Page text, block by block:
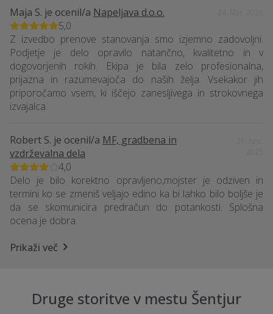
Maja S. je ocenil/a Napeljava d.o.o.
5,0
Z izvedbo prenove stanovanja smo izjemno zadovoljni.
Podjetje je delo opravilo natančno, kvalitetno in v
dogovorjenih rokih. Ekipa je bila zelo profesionalna,
prijazna in razumevajoča do naših želja. Vsekakor jih
priporočamo vsem, ki iščejo zanesljivega in strokovnega
izvajalca.
Robert S. je ocenil/a MF, gradbena in
vzdrževalna dela
4,0
Delo je bilo korektno opravljeno,mojster je odziven in
termini ko se zmeniš veljajo edino ka bi lahko bilo boljše je
da se skomunicira predračun do potankosti. Splošna
ocena je dobra.
Prikaži več
Druge storitve v mestu Šentjur